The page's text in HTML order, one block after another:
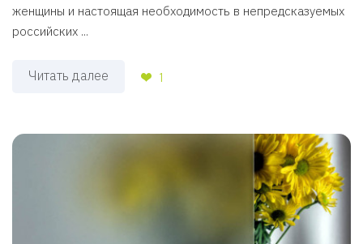
женщины и настоящая необходимость в непредсказуемых
российских ...
Читать далее 1